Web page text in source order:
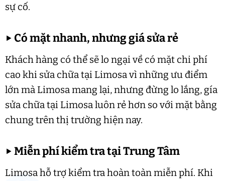
sự cố.
▶ Có mặt nhanh, nhưng giá sửa rẻ
Khách hàng có thể sẽ lo ngại về có mặt chi phí
cao khi sửa chữa tại Limosa vì những ưu điểm
lớn mà Limosa mang lại, nhưng đừng lo lắng, gía
sửa chữa tại Limosa luôn rẻ hơn so với mặt bằng
chung trên thị trường hiện nay.
▶Miễn phí kiểm tra tại Trung Tâm
Limosa hỗ trợ kiểm tra hoàn toàn miễn phí. Khi